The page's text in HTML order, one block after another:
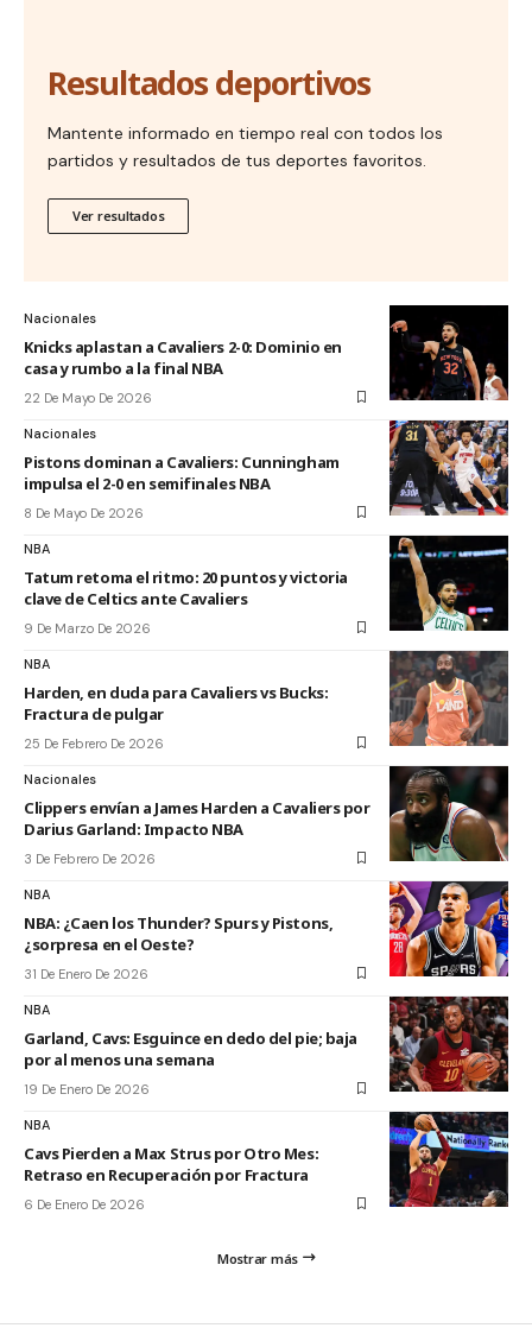
Resultados deportivos
Mantente informado en tiempo real con todos los
partidos y resultados de tus deportes favoritos.
Ver resultados
Nacionales
Knicks aplastan a Cavaliers 2-0: Dominio en
casa y rumbo a la final NBA
22 De Mayo De 2026
Nacionales
Pistons dominan a Cavaliers: Cunningham
impulsa el 2-0 en semifinales NBA
8 De Mayo De 2026
NBA
Tatum retoma el ritmo: 20 puntos y victoria
clave de Celtics ante Cavaliers
9 De Marzo De 2026
NBA
Harden, en duda para Cavaliers vs Bucks:
Fractura de pulgar
25 De Febrero De 2026
Nacionales
Clippers envían a James Harden a Cavaliers por
Darius Garland: Impacto NBA
3 De Febrero De 2026
NBA
NBA: ¿Caen los Thunder? Spurs y Pistons,
¿sorpresa en el Oeste?
31 De Enero De 2026
NBA
Garland, Cavs: Esguince en dedo del pie; baja
por al menos una semana
19 De Enero De 2026
NBA
Cavs Pierden a Max Strus por Otro Mes:
Retraso en Recuperación por Fractura
6 De Enero De 2026
Mostrar más